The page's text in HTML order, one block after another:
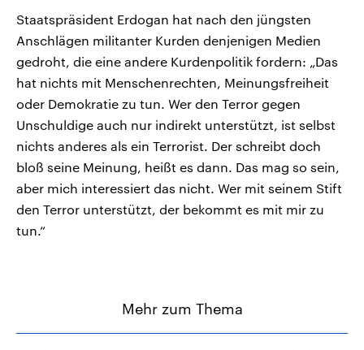
Staatspräsident Erdogan hat nach den jüngsten
Anschlägen militanter Kurden denjenigen Medien
gedroht, die eine andere Kurdenpolitik fordern: „Das
hat nichts mit Menschenrechten, Meinungsfreiheit
oder Demokratie zu tun. Wer den Terror gegen
Unschuldige auch nur indirekt unterstützt, ist selbst
nichts anderes als ein Terrorist. Der schreibt doch
bloß seine Meinung, heißt es dann. Das mag so sein,
aber mich interessiert das nicht. Wer mit seinem Stift
den Terror unterstützt, der bekommt es mit mir zu
tun.“
Mehr zum Thema